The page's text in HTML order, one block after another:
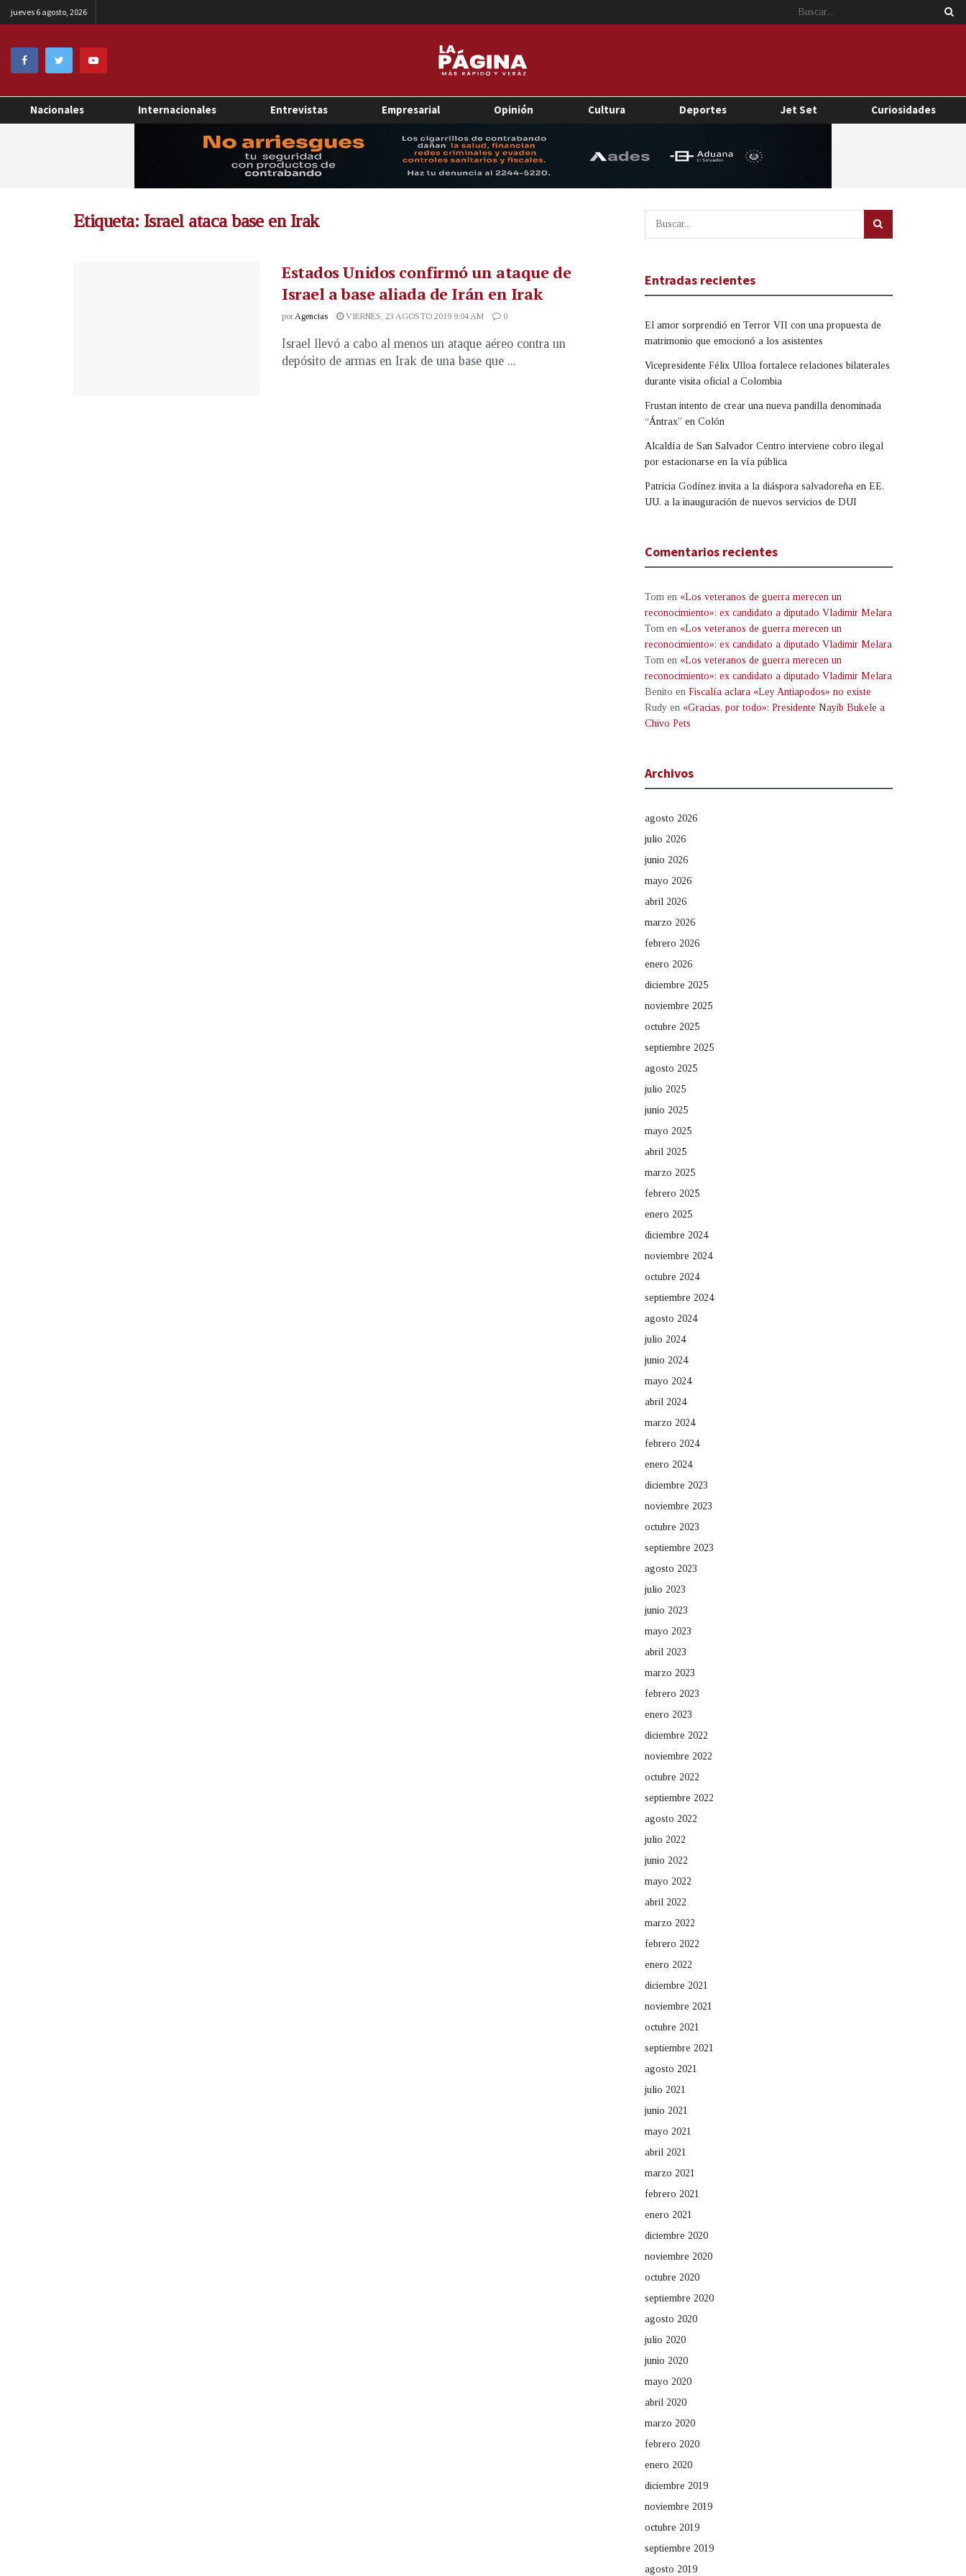
jueves 6 agosto, 2026
Nacionales Internacionales Entrevistas Empresarial Opinión Cultura Deportes Jet Set Curiosidades
Etiqueta: Israel ataca base en Irak
Estados Unidos confirmó un ataque de
Israel a base aliada de Irán en Irak
porAgencias VIERNES, 23 AGOSTO 2019 9:04 AM 0
Israel llevó a cabo al menos un ataque aéreo contra un
depósito de armas en Irak de una base que ...
Entradas recientes
El amor sorprendió en Terror VII con una propuesta de
matrimonio que emocionó a los asistentes
Vicepresidente Félix Ulloa fortalece relaciones bilaterales
durante visita oficial a Colombia
Frustan intento de crear una nueva pandilla denominada
“Ántrax” en Colón
Alcaldía de San Salvador Centro interviene cobro ilegal
por estacionarse en la vía pública
Patricia Godínez invita a la diáspora salvadoreña en EE.
UU. a la inauguración de nuevos servicios de DUI
Comentarios recientes
Tom en «Los veteranos de guerra merecen un
reconocimiento»: ex candidato a diputado Vladimir Melara
Tom en «Los veteranos de guerra merecen un
reconocimiento»: ex candidato a diputado Vladimir Melara
Tom en «Los veteranos de guerra merecen un
reconocimiento»: ex candidato a diputado Vladimir Melara
Benito en Fiscalía aclara «Ley Antiapodos» no existe
Rudy en «Gracias, por todo»: Presidente Nayib Bukele a
Chivo Pets
Archivos
agosto 2026
julio 2026
junio 2026
mayo 2026
abril 2026
marzo 2026
febrero 2026
enero 2026
diciembre 2025
noviembre 2025
octubre 2025
septiembre 2025
agosto 2025
julio 2025
junio 2025
mayo 2025
abril 2025
marzo 2025
febrero 2025
enero 2025
diciembre 2024
noviembre 2024
octubre 2024
septiembre 2024
agosto 2024
julio 2024
junio 2024
mayo 2024
abril 2024
marzo 2024
febrero 2024
enero 2024
diciembre 2023
noviembre 2023
octubre 2023
septiembre 2023
agosto 2023
julio 2023
junio 2023
mayo 2023
abril 2023
marzo 2023
febrero 2023
enero 2023
diciembre 2022
noviembre 2022
octubre 2022
septiembre 2022
agosto 2022
julio 2022
junio 2022
mayo 2022
abril 2022
marzo 2022
febrero 2022
enero 2022
diciembre 2021
noviembre 2021
octubre 2021
septiembre 2021
agosto 2021
julio 2021
junio 2021
mayo 2021
abril 2021
marzo 2021
febrero 2021
enero 2021
diciembre 2020
noviembre 2020
octubre 2020
septiembre 2020
agosto 2020
julio 2020
junio 2020
mayo 2020
abril 2020
marzo 2020
febrero 2020
enero 2020
diciembre 2019
noviembre 2019
octubre 2019
septiembre 2019
agosto 2019